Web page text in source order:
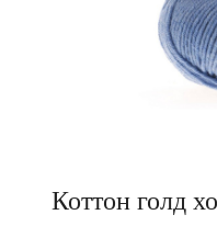
Коттон голд